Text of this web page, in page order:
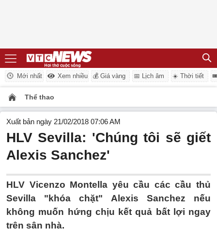
Mới nhất Xem nhiều 💰 Giá vàng 📅 Lịch âm ☀️ Thời tiết
Thể thao
Xuất bản ngày 21/02/2018 07:06 AM
HLV Sevilla: 'Chúng tôi sẽ giết
Alexis Sanchez'
HLV Vicenzo Montella yêu cầu các cầu thủ
Sevilla "khóa chặt" Alexis Sanchez nếu
không muốn hứng chịu kết quả bất lợi ngay
trên sân nhà.